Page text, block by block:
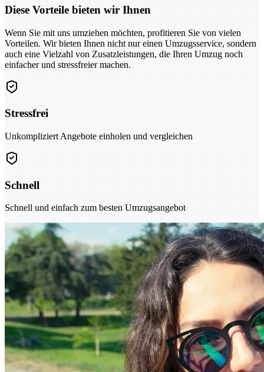
Diese Vorteile bieten wir Ihnen
Wenn Sie mit uns umziehen möchten, profitieren Sie von vielen
Vorteilen. Wir bieten Ihnen nicht nur einen Umzugsservice, sondern
auch eine Vielzahl von Zusatzleistungen, die Ihren Umzug noch
einfacher und stressfreier machen.
Stressfrei
Unkompliziert Angebote einholen und vergleichen
Schnell
Schnell und einfach zum besten Umzugsangebot